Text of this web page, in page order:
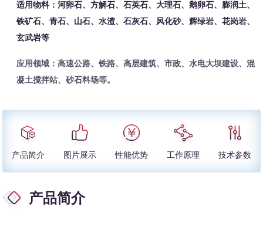
适用物料：河卵石、方解石、石英石、大理石、鹅卵石、膨润土、
铁矿石、青石、山石、水渣、石灰石、风化砂、辉绿岩、花岗岩、
玄武岩等
应用领域：高速公路、铁路、高层建筑、市政、水电大坝建设、混
凝土搅拌站、砂石料场等。
产品简介 图片展示 性能优势 工作原理 技术参数
产品简介